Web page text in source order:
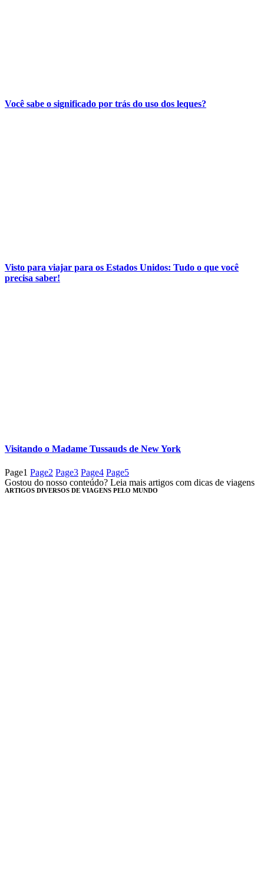
Você sabe o significado por trás do uso dos leques?
Visto para viajar para os Estados Unidos: Tudo o que você
precisa saber!
Visitando o Madame Tussauds de New York
Page1 Page2 Page3 Page4 Page5
Gostou do nosso conteúdo? Leia mais artigos com dicas de viagens
ARTIGOS DIVERSOS DE VIAGENS PELO MUNDO​